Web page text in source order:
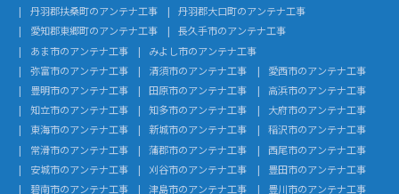
丹羽郡扶桑町のアンテナ工事
丹羽郡大口町のアンテナ工事
愛知郡東郷町のアンテナ工事
長久手市のアンテナ工事
あま市のアンテナ工事
みよし市のアンテナ工事
弥富市のアンテナ工事
清須市のアンテナ工事
愛西市のアンテナ工事
豊明市のアンテナ工事
田原市のアンテナ工事
高浜市のアンテナ工事
知立市のアンテナ工事
知多市のアンテナ工事
大府市のアンテナ工事
東海市のアンテナ工事
新城市のアンテナ工事
稲沢市のアンテナ工事
常滑市のアンテナ工事
蒲郡市のアンテナ工事
西尾市のアンテナ工事
安城市のアンテナ工事
刈谷市のアンテナ工事
豊田市のアンテナ工事
碧南市のアンテナ工事
津島市のアンテナ工事
豊川市のアンテナ工事